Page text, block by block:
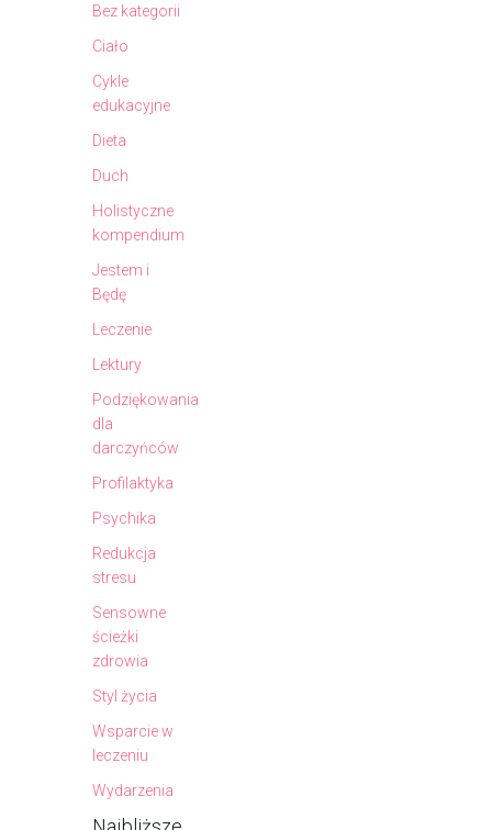
Bez kategorii
Ciało
Cykle
edukacyjne
Dieta
Duch
Holistyczne
kompendium
Jestem i
Będę
Leczenie
Lektury
Podziękowania
dla
darczyńców
Profilaktyka
Psychika
Redukcja
stresu
Sensowne
ścieżki
zdrowia
Styl życia
Wsparcie w
leczeniu
Wydarzenia